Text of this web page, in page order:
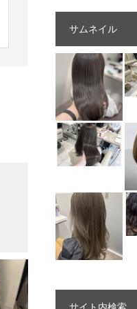
サムネイル